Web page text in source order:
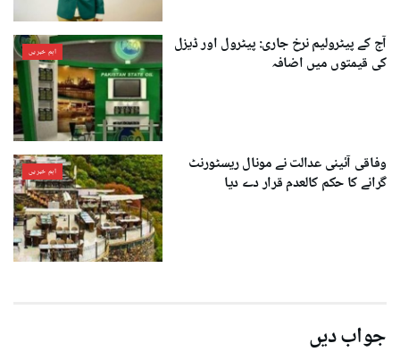
اہم خبریں
آج کے پیٹرولیم نرخ جاری: پیٹرول اور ڈیزل
کی قیمتوں میں اضافہ
اہم خبریں
وفاقی آئینی عدالت نے مونال ریسٹورنٹ
گرانے کا حکم کالعدم قرار دے دیا
جواب دیں